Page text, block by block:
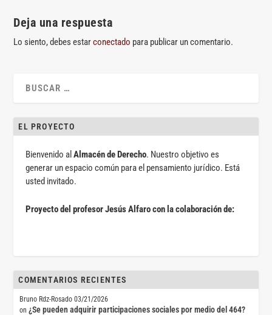
Deja una respuesta
Lo siento, debes estarconectado para publicar un comentario.
EL PROYECTO
Bienvenido alAlmacén de Derecho. Nuestro objetivo es
generar un espacio común para el pensamiento jurídico. Está
usted invitado.
Proyecto del profesor Jesús Alfaro con la colaboración de:
COMENTARIOS RECIENTES
Bruno Rdz-Rosado 03/21/2026
on¿Se pueden adquirir participaciones sociales por medio del 464?